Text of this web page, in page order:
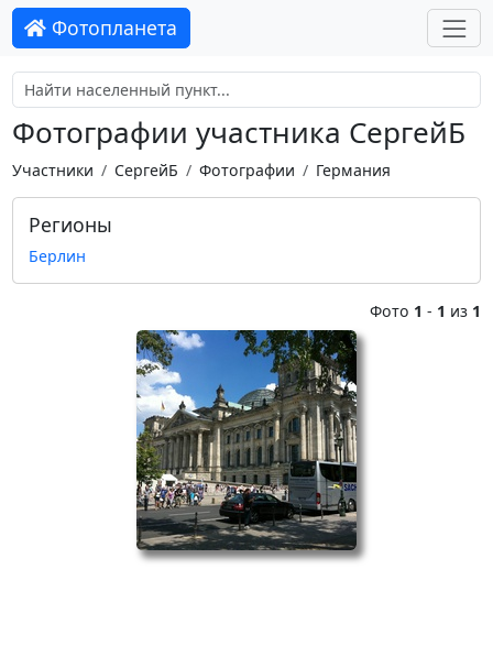
Фотопланета
Фотографии участника СергейБ
Участники СергейБ Фотографии Германия
Регионы
Берлин
Фото 1 - 1 из 1